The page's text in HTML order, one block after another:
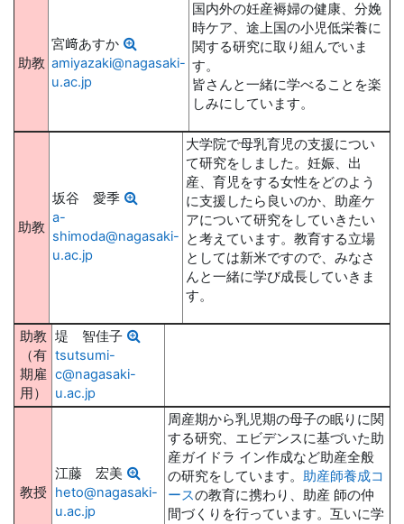
助教
宮﨑あすか
amiyazaki@nagasaki-
u.ac.jp
国内外の妊産褥婦の健康、分娩
時ケア、途上国の小児低栄養に
関する研究に取り組んでいま
す。
皆さんと一緒に学べることを楽
しみにしています。
助教
坂谷 愛季
a-
shimoda@nagasaki-
u.ac.jp
大学院で母乳育児の支援につい
て研究をしました。妊娠、出
産、育児をする女性をどのよう
に支援したら良いのか、助産ケ
アについて研究をしていきたい
と考えています。教育する立場
としては新米ですので、みなさ
んと一緒に学び成長していきま
す。
助教
（有
期雇
用）
堤 智佳子
tsutsumi-
c@nagasaki-
u.ac.jp
教授
江藤 宏美
heto@nagasaki-
u.ac.jp
周産期から乳児期の母子の眠りに関
する研究、エビデンスに基づいた助
産ガイドラ イン作成など助産全般
の研究をしています。 助産師養成コ
ースの教育に携わり、助産 師の仲
間づくりを行っています。互いに学